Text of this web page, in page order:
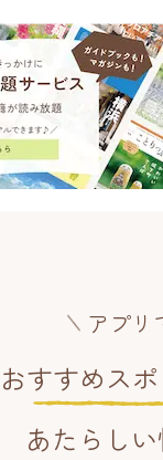
アプリ
おすすめス
あたらし